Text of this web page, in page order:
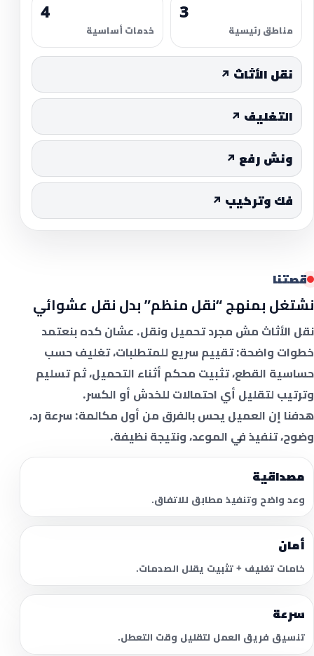
3
مناطق رئيسية
4
خدمات أساسية
نقل الأثاث ↗
التغليف ↗
ونش رفع ↗
فك وتركيب ↗
قصتنا
نشتغل بمنهج “نقل منظم” بدل نقل عشوائي
نقل الأثاث مش مجرد تحميل ونقل. عشان كده بنعتمد
خطوات واضحة: تقييم سريع للمتطلبات، تغليف حسب
حساسية القطع، تثبيت محكم أثناء التحميل، ثم تسليم
وترتيب لتقليل أي احتمالات للخدش أو الكسر.
هدفنا إن العميل يحس بالفرق من أول مكالمة: سرعة رد،
وضوح، تنفيذ في الموعد، ونتيجة نظيفة.
مصداقية
وعد واضح وتنفيذ مطابق للاتفاق.
أمان
خامات تغليف + تثبيت يقلل الصدمات.
سرعة
تنسيق فريق العمل لتقليل وقت التعطل.